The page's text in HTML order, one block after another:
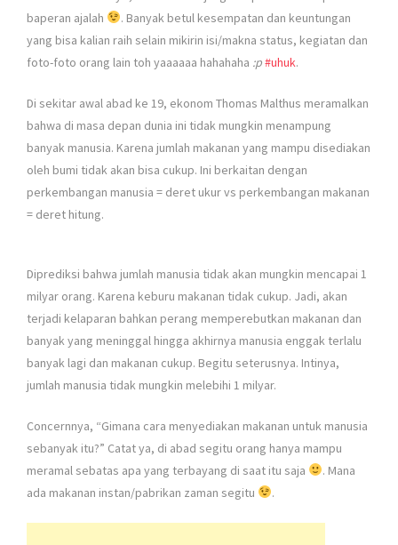
baperan ajalah
. Banyak betul kesempatan dan keuntungan
yang bisa kalian raih selain mikirin isi/makna status, kegiatan dan
foto-foto orang lain toh yaaaaaa hahahaha :p#uhuk.
Di sekitar awal abad ke 19, ekonom Thomas Malthus meramalkan
bahwa di masa depan dunia ini tidak mungkin menampung
banyak manusia. Karena jumlah makanan yang mampu disediakan
oleh bumi tidak akan bisa cukup. Ini berkaitan dengan
perkembangan manusia = deret ukur vs perkembangan makanan
= deret hitung.
Diprediksi bahwa jumlah manusia tidak akan mungkin mencapai 1
milyar orang. Karena keburu makanan tidak cukup. Jadi, akan
terjadi kelaparan bahkan perang memperebutkan makanan dan
banyak yang meninggal hingga akhirnya manusia enggak terlalu
banyak lagi dan makanan cukup. Begitu seterusnya. Intinya,
jumlah manusia tidak mungkin melebihi 1 milyar.
Concernnya, “Gimana cara menyediakan makanan untuk manusia
sebanyak itu?” Catat ya, di abad segitu orang hanya mampu
meramal sebatas apa yang terbayang di saat itu saja
. Mana
ada makanan instan/pabrikan zaman segitu
.